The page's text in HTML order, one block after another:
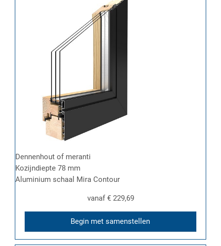
Dennenhout of meranti
Kozijndiepte 78 mm
Aluminium schaal Mira Contour
vanaf€ 229,69
Begin met samenstellen